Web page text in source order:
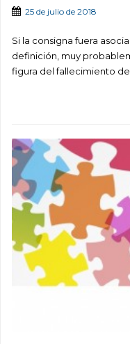
25 de julio de 2018
Si la consigna fuera
definición, muy
figura del fallecimiento